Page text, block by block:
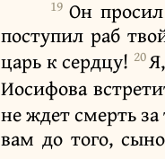
19Он
поступил раб
царь к сердцу! 20
Иосифова
не ждет смерть
вам до того,